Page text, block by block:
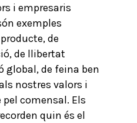
i empresaris
exemples
de
de llibertat
global, de feina ben
nostres valors i
comensal. Els
quin és el